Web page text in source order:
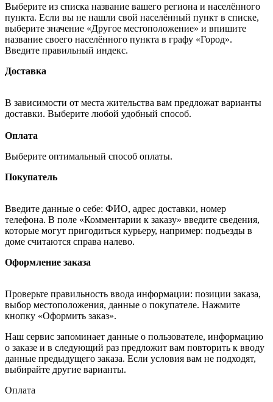
Выберите из списка название вашего региона и населённого
пункта. Если вы не нашли свой населённый пункт в списке,
выберите значение «Другое местоположение» и впишите
название своего населённого пункта в графу «Город».
Введите правильный индекс.
Доставка
В зависимости от места жительства вам предложат варианты
доставки. Выберите любой удобный способ.
Оплата
Выберите оптимальный способ оплаты.
Покупатель
Введите данные о себе: ФИО, адрес доставки, номер
телефона. В поле «Комментарии к заказу» введите сведения,
которые могут пригодиться курьеру, например: подъезды в
доме считаются справа налево.
Оформление заказа
Проверьте правильность ввода информации: позиции заказа,
выбор местоположения, данные о покупателе. Нажмите
кнопку «Оформить заказ».
Наш сервис запоминает данные о пользователе, информацию
о заказе и в следующий раз предложит вам повторить к вводу
данные предыдущего заказа. Если условия вам не подходят,
выбирайте другие варианты.
Оплата